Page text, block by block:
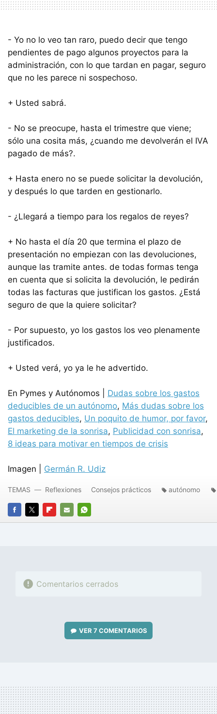
- Yo no lo veo tan raro, puedo decir que tengo
pendientes de pago algunos proyectos para la
administración, con lo que tardan en pagar, seguro
que no les parece ni sospechoso.
+ Usted sabrá.
- No se preocupe, hasta el trimestre que viene;
sólo una cosita más, ¿cuando me devolverán el IVA
pagado de más?.
+ Hasta enero no se puede solicitar la devolución,
y después lo que tarden en gestionarlo.
- ¿Llegará a tiempo para los regalos de reyes?
+ No hasta el día 20 que termina el plazo de
presentación no empiezan con las devoluciones,
aunque las tramite antes. de todas formas tenga
en cuenta que si solicita la devolución, le pedirán
todas las facturas que justifican los gastos. ¿Está
seguro de que la quiere solicitar?
- Por supuesto, yo los gastos los veo plenamente
justificados.
+ Usted verá, yo ya le he advertido.
En Pymes y Autónomos | Dudas sobre los gastos
deducibles de un autónomo, Más dudas sobre los
gastos deducibles, Un poquito de humor, por favor,
El marketing de la sonrisa, Publicidad con sonrisa,
8 ideas para motivar en tiempos de crisis
Imagen | Germán R. Udiz
FACEBOOK
TWITTERFLIPBOARD
E-
WHATSAPP
TEMAS Reflexiones Consejos prácticos autónomo
Comentarios cerrados
VER7 COMENTARIOS